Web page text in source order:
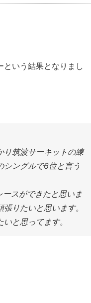
という結果となりまし
り筑波サーキットの練
シングルで6位と言う
スができたと思いま
りたいと思います。
と思ってます。